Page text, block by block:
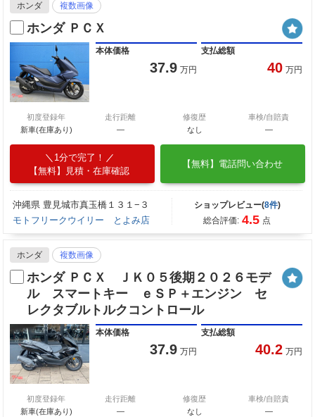
ホンダ 複数画像
ホンダ ＰＣＸ
本体価格
37.9 万円
支払総額
40 万円
初度登録年
新車(在庫あり)
走行距離
―
修復歴
なし
車検/自賠責
―
1分で完了！
【無料】見積・在庫確認
【無料】電話問い合わせ
沖縄県 豊見城市真玉橋１３１−３
モトフリークウイリー とよみ店
ショップレビュー(8件)
総合評価: 4.5 点
ホンダ 複数画像
ホンダ ＰＣＸ ＪＫ０５後期２０２６モデ
ル スマートキー ｅＳＰ＋エンジン セ
レクタブルトルクコントロール
本体価格
37.9 万円
支払総額
40.2 万円
初度登録年
新車(在庫あり)
走行距離
―
修復歴
なし
車検/自賠責
―